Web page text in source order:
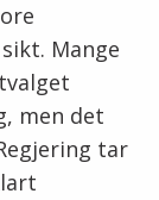
Mange
men det
tar